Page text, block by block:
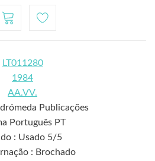
LT011280
1984
AA.VV.
Publicações
Português PT
: Usado 5/5
: Brochado